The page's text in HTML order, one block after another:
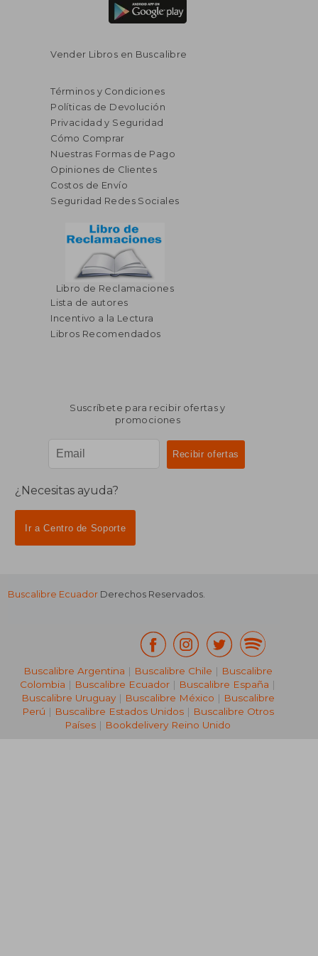
40% $ 32.64
$ 19.58
Vender Libros en Buscalibre
Términos y Condiciones
Políticas de Devolución
Privacidad y Seguridad
Cómo Comprar
Nuestras Formas de Pago
Opiniones de Clientes
Costos de Envío
Seguridad Redes Sociales
Libro de Reclamaciones
Lista de autores
Incentivo a la Lectura
Libros Recomendados
Suscríbete para recibir ofertas y
promociones
¿Necesitas ayuda?
Ir a Centro de Soporte
Buscalibre Ecuador Derechos Reservados.
Buscalibre Argentina | Buscalibre Chile | Buscalibre
Colombia | Buscalibre Ecuador | Buscalibre España |
Buscalibre Uruguay| Buscalibre México | Buscalibre
Perú | Buscalibre Estados Unidos| Buscalibre Otros
Países | Bookdelivery Reino Unido